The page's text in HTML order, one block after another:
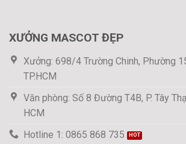
XƯỞNG MASCOT ĐẸP
Xưởng: 698/4 Trường Chinh, Phường
TP.HCM
Văn phòng: Số 8 Đường T4B, P. Tây
HCM
Hotline 1: 0865 868 735